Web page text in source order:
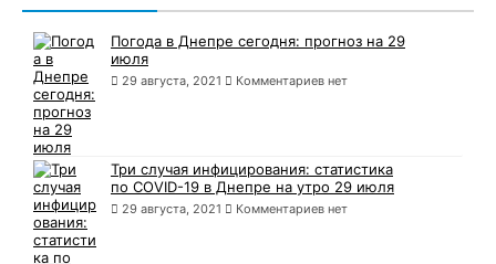
Погода в Днепре сегодня: прогноз на 29
июля
29 августа, 2021 Комментариев нет
Три случая инфицирования: статистика
по COVID-19 в Днепре на утро 29 июля
29 августа, 2021 Комментариев нет